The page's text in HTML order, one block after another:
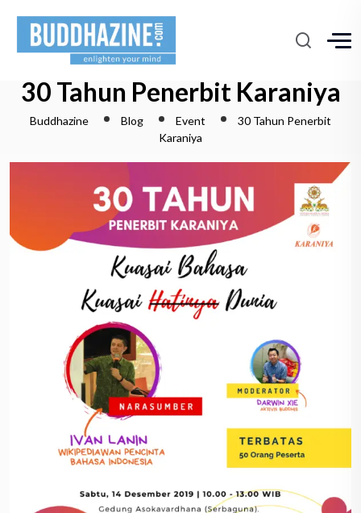
30 Tahun Penerbit Karaniya
Buddhazine Blog Event
30 Tahun Penerbit
Karaniya